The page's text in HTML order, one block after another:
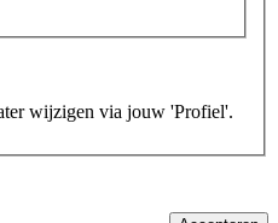
wijzigen via jouw 'Profiel'.